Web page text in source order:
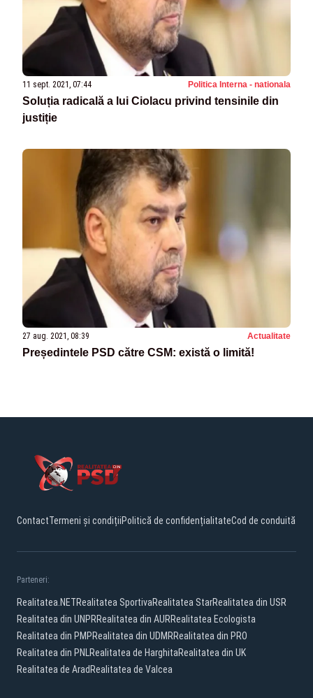
11 sept. 2021, 07:44 Politica Interna - nationala
Soluția radicală a lui Ciolacu privind tensinile din
justiție
27 aug. 2021, 08:39 Actualitate
Președintele PSD către CSM: există o limită!
ContactTermeni și condițiiPolitică de confidențialitateCod de conduită
Parteneri:
Realitatea.NETRealitatea SportivaRealitatea StarRealitatea din USR
Realitatea din UNPRRealitatea din AURRealitatea Ecologista
Realitatea din PMPRealitatea din UDMRRealitatea din PRO
Realitatea din PNLRealitatea de HarghitaRealitatea din UK
Realitatea de Arad Realitatea de Valcea